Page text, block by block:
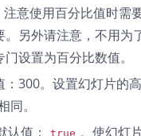
注意使用百分比值时需
。另外请注意，不用为
设置为百分比数值。
：300。设置幻灯片的
同。
认值： true 。使幻灯